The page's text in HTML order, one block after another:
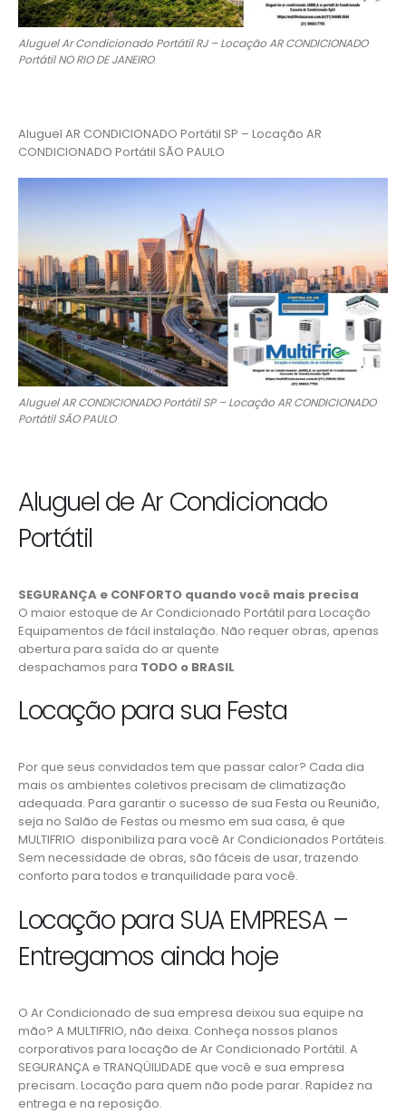
Aluguel Ar Condicionado Portátil RJ – Locação AR CONDICIONADO
Portátil NO RIO DE JANEIRO
Aluguel AR CONDICIONADO Portátil SP – Locação AR
CONDICIONADO Portátil SÃO PAULO
Aluguel AR CONDICIONADO Portátil SP – Locação AR CONDICIONADO
Portátil SÃO PAULO
Aluguel de Ar Condicionado
Portátil
SEGURANÇA e CONFORTO quando você mais precisa
O maior estoque de Ar Condicionado Portátil para Locação
Equipamentos de fácil instalação. Não requer obras, apenas
abertura para saída do ar quente
despachamos para TODO o BRASIL
Locação para sua Festa
Por que seus convidados tem que passar calor? Cada dia
mais os ambientes coletivos precisam de climatização
adequada. Para garantir o sucesso de sua Festa ou Reunião,
seja no Salão de Festas ou mesmo em sua casa, é que
MULTIFRIO disponibiliza para você Ar Condicionados Portáteis.
Sem necessidade de obras, são fáceis de usar, trazendo
conforto para todos e tranquilidade para você.
Locação para SUA EMPRESA –
Entregamos ainda hoje
O Ar Condicionado de sua empresa deixou sua equipe na
mão? A MULTIFRIO, não deixa. Conheça nossos planos
corporativos para locação de Ar Condicionado Portátil. A
SEGURANÇA e TRANQÜILIDADE que você e sua empresa
precisam. Locação para quem não pode parar. Rapidez na
entrega e na reposição.